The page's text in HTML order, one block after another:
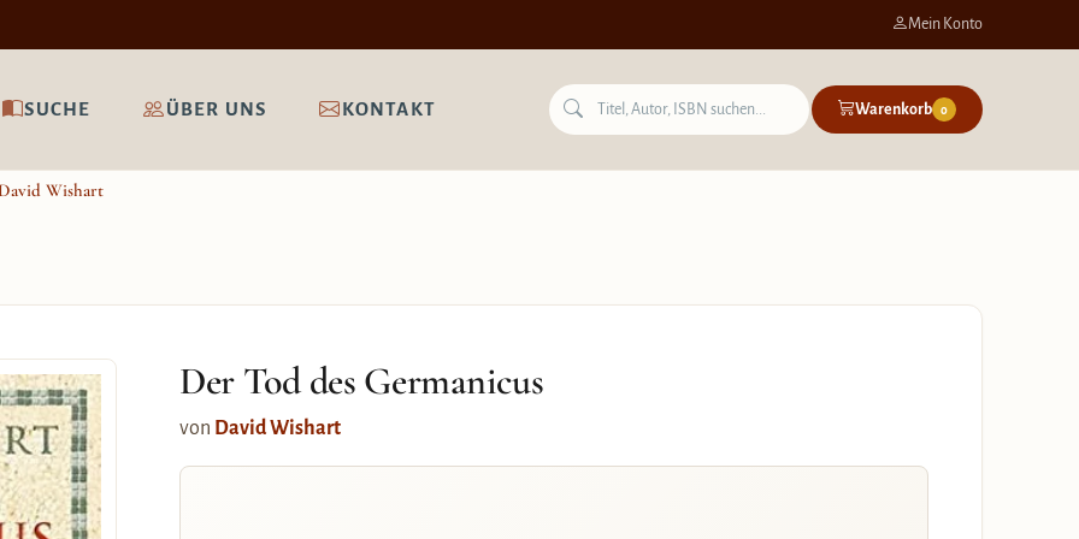
Mein Konto
SUCHE ÜBER UNS KONTAKT Warenkorb 0
Wishart
Der Tod des Germanicus
von David Wishart